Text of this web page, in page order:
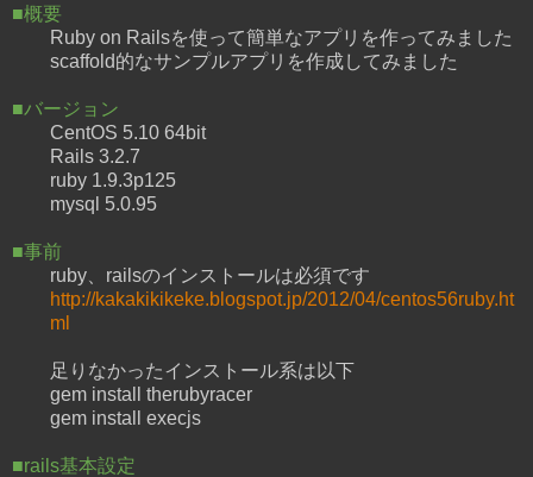
■概要
Ruby on Railsを使って簡単なアプリを作ってみました
scaffold的なサンプルアプリを作成してみました
■バージョン
CentOS 5.10 64bit
Rails 3.2.7
ruby 1.9.3p125
mysql 5.0.95
■事前
ruby、railsのインストールは必須です
http://kakakikikeke.blogspot.jp/2012/04/centos56ruby.ht
ml
足りなかったインストール系は以下
gem install therubyracer
gem install execjs
■rails基本設定